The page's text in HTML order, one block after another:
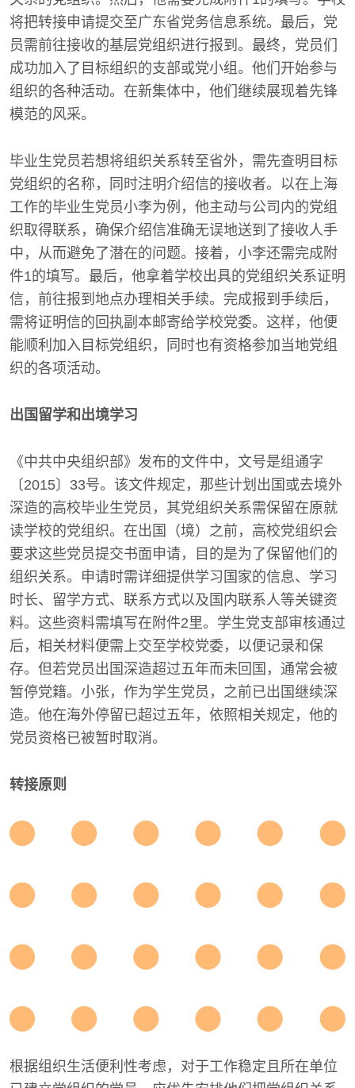
将把转接申请提交至广东省党务信息系统。最后，党
员需前往接收的基层党组织进行报到。最终，党员们
成功加入了目标组织的支部或党小组。他们开始参与
组织的各种活动。在新集体中，他们继续展现着先锋
模范的风采。
毕业生党员若想将组织关系转至省外，需先查明目标
党组织的名称，同时注明介绍信的接收者。以在上海
工作的毕业生党员小李为例，他主动与公司内的党组
织取得联系，确保介绍信准确无误地送到了接收人手
中，从而避免了潜在的问题。接着，小李还需完成附
件1的填写。最后，他拿着学校出具的党组织关系证明
信，前往报到地点办理相关手续。完成报到手续后，
需将证明信的回执副本邮寄给学校党委。这样，他便
能顺利加入目标党组织，同时也有资格参加当地党组
织的各项活动。
出国留学和出境学习
《中共中央组织部》发布的文件中，文号是组通字
〔2015〕33号。该文件规定，那些计划出国或去境外
深造的高校毕业生党员，其党组织关系需保留在原就
读学校的党组织。在出国（境）之前，高校党组织会
要求这些党员提交书面申请，目的是为了保留他们的
组织关系。申请时需详细提供学习国家的信息、学习
时长、留学方式、联系方式以及国内联系人等关键资
料。这些资料需填写在附件2里。学生党支部审核通过
后，相关材料便需上交至学校党委，以便记录和保
存。但若党员出国深造超过五年而未回国，通常会被
暂停党籍。小张，作为学生党员，之前已出国继续深
造。他在海外停留已超过五年，依照相关规定，他的
党员资格已被暂时取消。
转接原则
根据组织生活便利性考虑，对于工作稳定且所在单位